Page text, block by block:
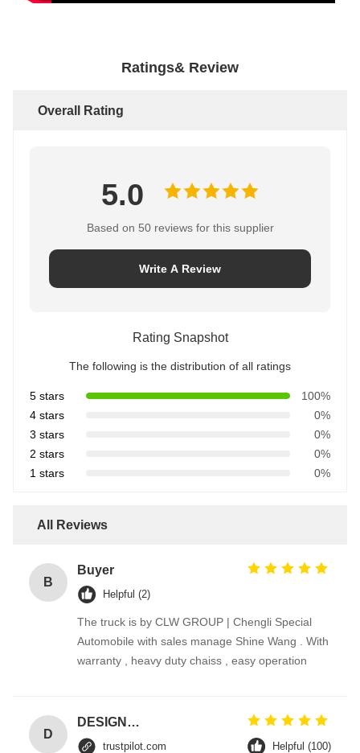
Ratings& Review
Overall Rating
5.0
Based on 50 reviews for this supplier
Write A Review
Rating Snapshot
The following is the distribution of all ratings
5 stars
100%
4 stars
0%
3 stars
0%
2 stars
0%
1 stars
0%
All Reviews
B
Buyer
Helpful (2)
The truck is by CLW GROUP | Chengli Special
Automobile with sales manage Shine Wang . With
warranty , heavy duty chaiss , easy operation
D
DESIGNER CODE
trustpilot.com Helpful (100)